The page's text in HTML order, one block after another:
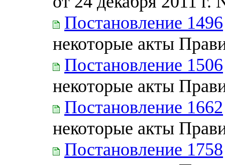
Постановление 1496
некоторые акты
Постановление 1506
некоторые акты
Постановление 1662
некоторые акты
Постановление 1758